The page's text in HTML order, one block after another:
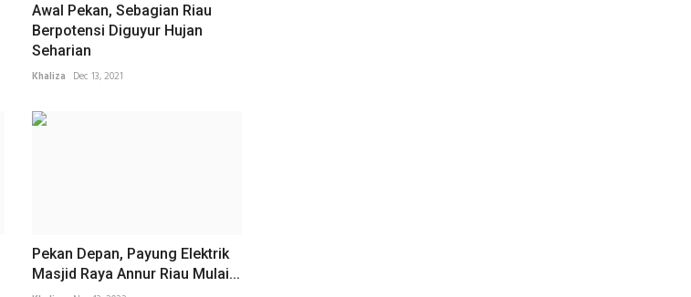
Awal Pekan, Sebagian Riau
Berpotensi Diguyur Hujan
Seharian
Khaliza Dec 13, 2021
Pekan Depan, Payung Elektrik
Masjid Raya Annur Riau Mulai...